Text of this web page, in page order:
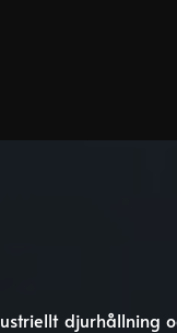
djurhållning